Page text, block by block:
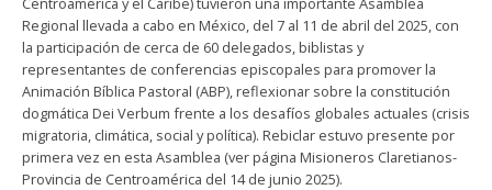
Regional llevada a cabo en México, del 7 al 11 de abril del 2025, con
la participación de cerca de 60 delegados, biblistas y
representantes de conferencias episcopales para promover la
Animación Bíblica Pastoral (ABP), reflexionar sobre la constitución
dogmática Dei Verbum frente a los desafíos globales actuales (crisis
migratoria, climática, social y política). Rebiclar estuvo presente por
primera vez en esta Asamblea (ver página Misioneros Claretianos-
Provincia de Centroamérica del 14 de junio 2025).